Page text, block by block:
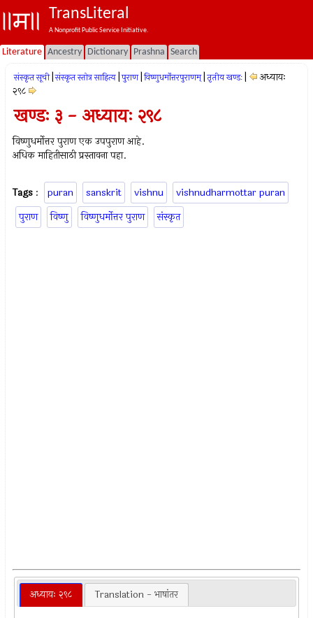
TransLiteral
A Nonprofit Public Service Initiative.
Literature Ancestry Dictionary Prashna Search
संस्कृत सूची संस्कृत स्तोत्र साहित्य पुराण विष्णुधर्मोत्तरपुराणम् तृतीय खण्डः
अध्यायः
२९८
खण्डः ३ - अध्यायः २९८
विष्णुधर्मोत्तर पुराण एक उपपुराण आहे.
अधिक माहितीसाठी प्रस्तावना पहा.
Tags : puran sanskrit vishnu
vishnudharmottar puran
पुराण
विष्णु विष्णुधर्मोत्तर पुराण संस्कृत
अध्यायः २९८ Translation - भाषांतर